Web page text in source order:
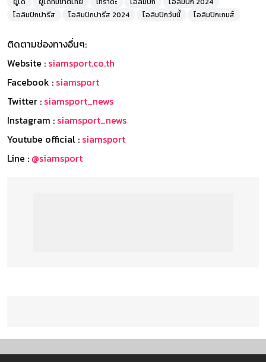
โอลิมปิกปารีส
โอลิมปิกปารีส 2024 โอลิมปิกวันนี้ โอลิมปิกเกมส์
ติดตามช่องทางอื่นๆ:
Website : siamsport.co.th
Facebook : siamsport
Twitter : siamsport_news
Instagram : siamsport_news
Youtube official : siamsport
Line : @siamsport